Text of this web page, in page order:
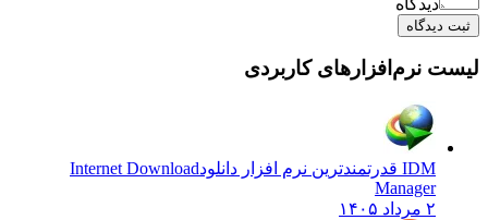
ثبت دیدگاه
لیست نرم‌افزارهای کاربردی
IDM قدرتمندترین نرم افزار دانلود
Internet Download
Manager
۲ مرداد ۱۴۰۵